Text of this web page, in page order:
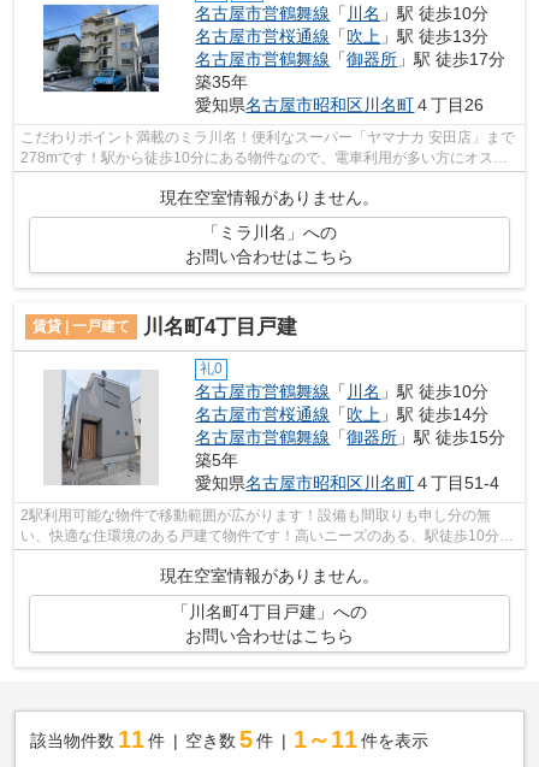
名古屋市営鶴舞線 「 川名 」駅 徒歩10分
名古屋市営桜通線 「吹上 」駅 徒歩13分
名古屋市営鶴舞線 「御器所 」駅 徒歩17分
築35年
愛知県名古屋市昭和区川名町４丁目26
こだわりポイント満載のミラ川名！便利なスーパー「ヤマナカ 安田店」まで
278mです！駅から徒歩10分にある物件なので、電車利用が多い方にオスス
メです！2駅利用できる立地となってい...
現在空室情報がありません。
「ミラ川名」への
お問い合わせはこちら
賃貸 | 一戸建て 川名町4丁目戸建
礼0
名古屋市営鶴舞線 「 川名 」駅 徒歩10分
名古屋市営桜通線 「吹上 」駅 徒歩14分
名古屋市営鶴舞線 「御器所 」駅 徒歩15分
築5年
愛知県名古屋市昭和区川名町４丁目51-4
2駅利用可能な物件で移動範囲が広がります！設備も間取りも申し分の無
い、快適な住環境のある戸建て物件です！高いニーズのある、駅徒歩10分の
現在空室情報がありません。
「川名町4丁目戸建」への
お問い合わせはこちら
該当物件数 11件 空き数 5 件 1～11 件を表示